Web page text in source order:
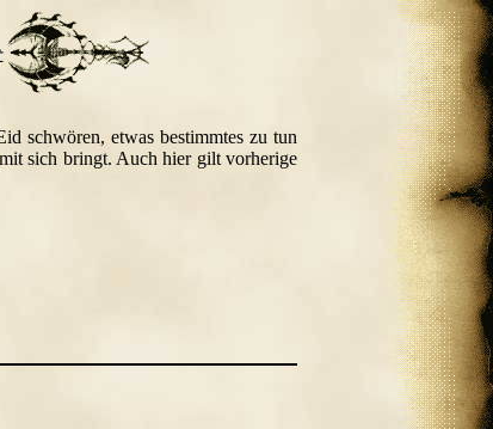
schwören, etwas bestimmtes zu tun
sich bringt. Auch hier gilt vorherige